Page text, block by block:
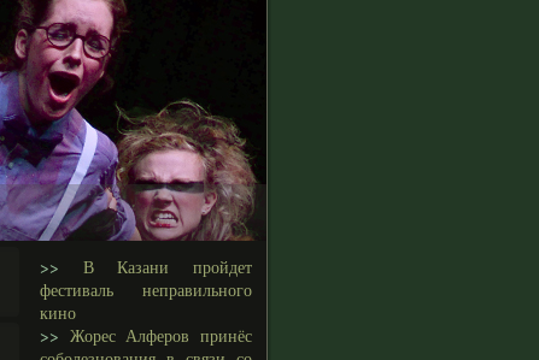
>> В Казани пройдет
фестиваль неправильного
кино
>> Жорес Алферов принёс